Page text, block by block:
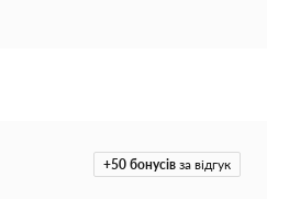
Dark Наносити
+50 бонусів за відгук